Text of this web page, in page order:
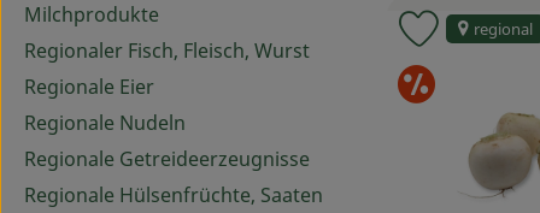
Milchprodukte
Regionaler Fisch, Fleisch, Wurst
Regionale Eier
Regionale Nudeln
Regionale Getreideerzeugnisse
Regionale Hülsenfrüchte, Saaten
regional
Produkt